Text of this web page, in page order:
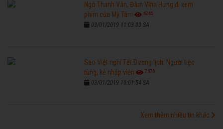
Ngô Thanh Vân, Đàm Vĩnh Hưng đi xem
phim của Mỹ Tâm
6265
03/01/2019 11:03:00 SA
Sao Việt nghỉ Tết Dương lịch: Người tiệc
tùng, kẻ nhập viện
7676
03/01/2019 10:01:54 SA
Xem thêm nhiều tin khác